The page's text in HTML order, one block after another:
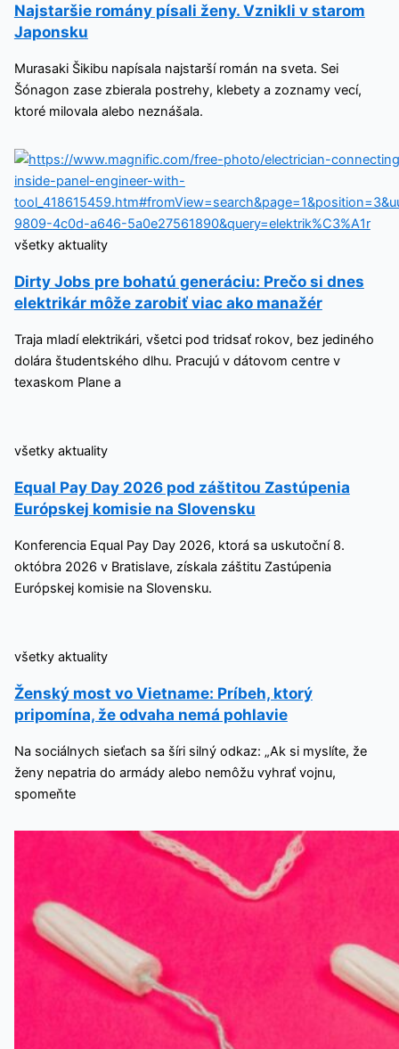
Najstaršie romány písali ženy. Vznikli v starom
Japonsku
Murasaki Šikibu napísala najstarší román na sveta. Sei
Šónagon zase zbierala postrehy, klebety a zoznamy vecí,
ktoré milovala alebo neznášala.
všetky aktuality
Dirty Jobs pre bohatú generáciu: Prečo si dnes
elektrikár môže zarobiť viac ako manažér
Traja mladí elektrikári, všetci pod tridsať rokov, bez jediného
dolára študentského dlhu. Pracujú v dátovom centre v
texaskom Plane a
všetky aktuality
Equal Pay Day 2026 pod záštitou Zastúpenia
Európskej komisie na Slovensku
Konferencia Equal Pay Day 2026, ktorá sa uskutoční 8.
októbra 2026 v Bratislave, získala záštitu Zastúpenia
Európskej komisie na Slovensku.
všetky aktuality
Ženský most vo Vietname: Príbeh, ktorý
pripomína, že odvaha nemá pohlavie
Na sociálnych sieťach sa šíri silný odkaz: „Ak si myslíte, že
ženy nepatria do armády alebo nemôžu vyhrať vojnu,
spomeňte